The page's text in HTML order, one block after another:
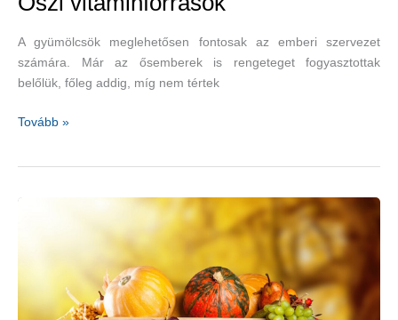
A gyümölcsök meglehetősen fontosak az emberi szervezet
számára. Már az ősemberek is rengeteget fogyasztottak
belőlük, főleg addig, míg nem tértek
Őszi
Tovább »